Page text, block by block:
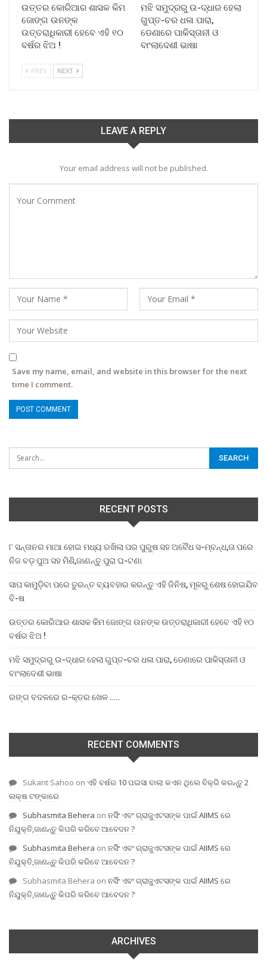
ଉତ୍ତର କୋରିଆର ଶାସକ କିମ
ଜୋଙ୍ଗ ଉନଙ୍କ
ଉତ୍ତରାଧିକାରୀ ହେବେ ଏହି ୧୦
ବର୍ଷର ଝିଅ !
ମଝି ସମୁଦ୍ରରୁ ଉ-ଦ୍ଧାର ହେଲା
ଗୁପ୍ତ-ଚର ଧଳା ପାରା,
ଡେଣାରେ ପାକିସ୍ତାନୀ ଓ
ବାଂଲାଦେଶୀ ଭାଷା
PREV NEXT
LEAVE A REPLY
Your email address will not be published.
Save my name, email, and website in this browser for the next
time I comment.
RECENT POSTS
୮ ସନ୍ତାନର ମାଆ ହୋଇ ମଧ୍ୟ ରଖିଲା ପର ପୁରୁଷ ସହ ଅବୈଧ ସ-ମ୍ବନ୍ଧ,ତା ପରେ
ନିଜ ବଡ଼ ପୁଅ ସହ ମିଶି,ଜାଣନ୍ତୁ ପୁରା ଘ-ଟଣା
ସାପ କାମୁଡ଼ିବା ପରେ ତୁରନ୍ତ ବ୍ୟବହାର କରନ୍ତୁ ଏହି ଜିନିଷ, ମୂଳରୁ ଶେଷ ହୋଇଯିବ
ବି-ଷ
ଉତ୍ତର କୋରିଆର ଶାସକ କିମ ଜୋଙ୍ଗ ଉନଙ୍କ ଉତ୍ତରାଧିକାରୀ ହେବେ ଏହି ୧୦
ବର୍ଷର ଝିଅ !
ମଝି ସମୁଦ୍ରରୁ ଉ-ଦ୍ଧାର ହେଲା ଗୁପ୍ତ-ଚର ଧଳା ପାରା, ଡେଣାରେ ପାକିସ୍ତାନୀ ଓ
ବାଂଲାଦେଶୀ ଭାଷା
ରଙ୍ଗ ବଦଳରେ ର-କ୍ତର ଖେଳ …..
RECENT COMMENTS
Sukant Sahoo on ଏହି ବର୍ଷର 10 ପଇସା ବାଲା କଏନ ଥିଲେ ବିକ୍ରି କରନ୍ତୁ 2
ଲକ୍ଷ ଟଙ୍କାରେ
Subhasmita Behera on ନର୍ସିଂ ଏବଂ ଗ୍ରାଜୁଏଟସଙ୍କ ପାଇଁ AIIMS ରେ
ନିଯୁକ୍ତି,ଜାଣନ୍ତୁ କିପରି କରିବେ ଆବେଦନ ?
Subhasmita Behera on ନର୍ସିଂ ଏବଂ ଗ୍ରାଜୁଏଟସଙ୍କ ପାଇଁ AIIMS ରେ
ନିଯୁକ୍ତି,ଜାଣନ୍ତୁ କିପରି କରିବେ ଆବେଦନ ?
Subhasmita Behera on ନର୍ସିଂ ଏବଂ ଗ୍ରାଜୁଏଟସଙ୍କ ପାଇଁ AIIMS ରେ
ନିଯୁକ୍ତି,ଜାଣନ୍ତୁ କିପରି କରିବେ ଆବେଦନ ?
ARCHIVES